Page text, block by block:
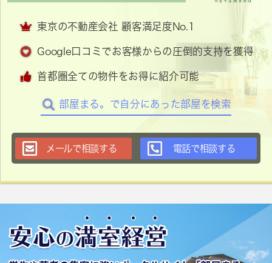
東京の不動産会社 顧客満足度No.1
Google口コミでお客様からの圧倒的支持を獲得
首都圏全ての物件をお得に紹介可能
部屋まる。で自分にあった部屋を検索
メールで相談する 電話で相談する